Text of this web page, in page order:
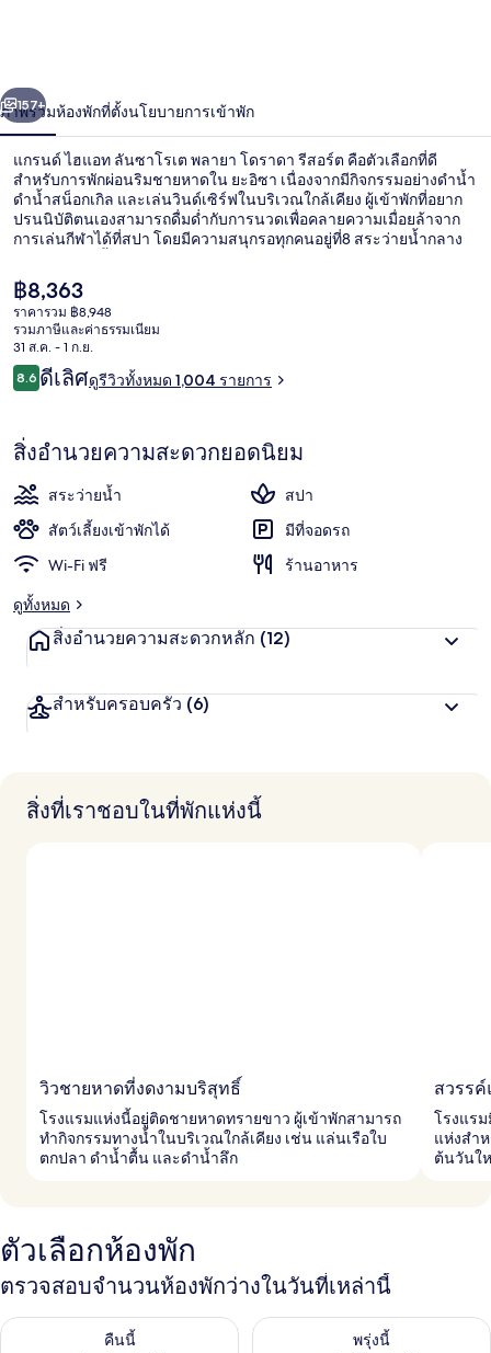
ลันซาโรเต
พลาย
โด
ราดา
สอร์ต
า
ถัดไป
157+
ภาพรวมห้องพักที่ตั้งนโยบายการเข้าพัก
แกรนด์ ไฮแอท ลันซาโรเต พลายา โดราดา รีสอร์ต คือตัวเลือกที่ดี
สำหรับการพักผ่อนริมชายหาดใน ยะอิซา เนื่องจากมีกิจกรรมอย่างดำน้ำ
ดำน้ำสน็อกเกิล และเล่นวินด์เซิร์ฟในบริเวณใกล้เคียง ผู้เข้าพักที่อยาก
ปรนนิบัติตนเองสามารถดื่มด่ำกับการนวดเพื่อคลายความเมื่อยล้าจาก
การเล่นกีฬาได้ที่สปา โดยมีความสนุกรอทุกคนอยู่ที่8 สระว่ายน้ำกลาง
บาร์ริมสระว่ายน้ำต่างเหมาะสำหรับการดื่มเครื่องดื่มเย็นๆ สักแก้ว
ไฮไลท์เพิ่มเติมในโรงแรมสุดหรูแห่งนี้ ได้แก่ 7 บาร์/เลานจ์ สโมสร
สำหรับเด็กฟรี และเฮลท์คลับ พนักงานและสภาพที่พักได้ใจนักเดินทาง
ไปเต็มๆ
ราคา
ปัจจุบัน
฿8,363
฿8,363
ราคารวม ฿8,948
รวมภาษีและค่าธรรมเนียม
31 ส.ค. - 1 ก.ย.
รีวิว
8.68.6 จาก 10
ดีเลิศดูรีวิวทั้งหมด 1,004 รายการ
สิ่งอำนวยความสะดวกยอดนิยม
สระว่ายน้ำ
สปา
สัตว์เลี้ยงเข้าพักได้
มีที่จอดรถ
Wi-Fi ฟรี
ร้านอาหาร
ดูทั้งหมด
สิ่งอำนวยความสะดวกหลัก (12)
สำหรับครอบครัว (6)
สิ่งที่เราชอบในที่พักแห่งนี้
วิวชายหาดที่งดงามบริสุทธิ์
โรงแรมแห่งนี้อยู่ติดชายหาดทรายขาว ผู้เข้าพักสามารถ
ทำกิจกรรมทางน้ำในบริเวณใกล้เคียง เช่น แล่นเรือใบ
ตกปลา ดำน้ำตื้น และดำน้ำลึก
สวรร
โรงแร
แห่งสำ
ต้นวันใ
ตัวเลือกห้องพัก
ตรวจสอบจำนวนห้องพักว่างในวันที่เหล่านี้
คืนนี้
ตรวจสอบจำนวนห้องพักว่างในคืนนี้ ส.ค. 6 - ส.ค. 7พรุ่งนี้
ตรวจสอบจำนวนห้องพักว่างใน